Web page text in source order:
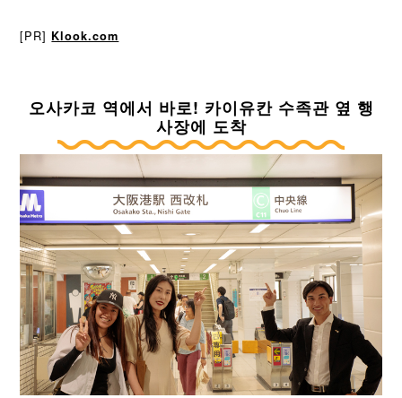
[PR] Klook.com
오사카코 역에서 바로! 카이유칸 수족관 옆 행
사장에 도착